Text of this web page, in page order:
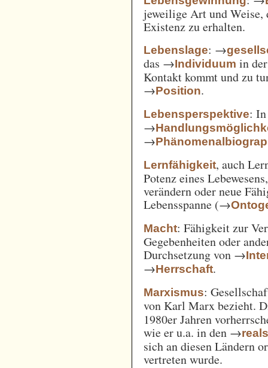
jeweilige Art und
Existenz zu erhalten.
Lebenslage: →
das →Individuum in
Kontakt kommt und zu
→Position.
Lebensperspektive:
→
→
Lernfähigkeit, auch
Potenz eines
verändern oder neue
Lebensspanne (→
Macht: Fähigkeit zur
Gegebenheiten oder
Durchsetzung von →
→Herrschaft.
Marxismus:
von Karl Marx bezieht.
1980er Jahren
wie er u.a. in den →
sich an diesen Ländern
vertreten wurde.